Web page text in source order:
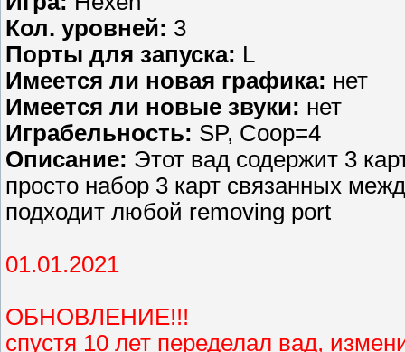
Кол. уровней: 3
Порты для запуска: L
Имеется ли новая графика: нет
Имеется ли новые звуки: нет
Играбельность: SP, Coop=4
Описание: Этот вад содержит 3
просто набор 3 карт связанных
подходит любой removing port
01.01.2021
ОБНОВЛЕНИЕ!!!
спустя 10 лет переделал вад,